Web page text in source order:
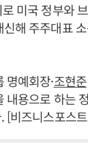
미국 정부와
해 주주대표
명예회장·조현준
내용으로 하는
[비즈니스포스